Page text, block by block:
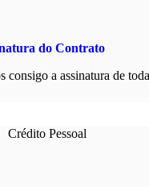
do Contrato
consigo a assinatura de